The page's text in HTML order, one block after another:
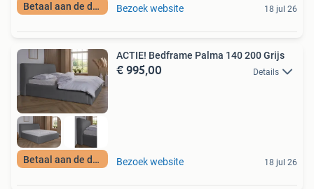
Betaal aan de deur Bezoek website 18 jul 26
Betaal aan de deur
ACTIE! Bedframe Palma 140 200 Grijs
€ 995,00 Details
Bezoek website 18 jul 26